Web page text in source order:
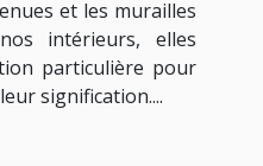
et les murailles
intérieurs, elles
particulière pour
signification....